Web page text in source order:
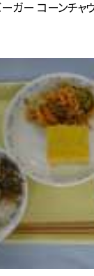
ーガー コーンチ